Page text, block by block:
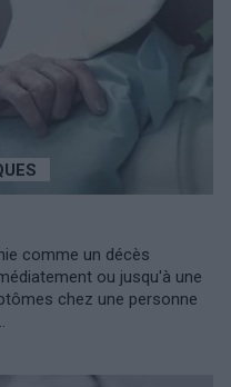
comme un décès
ou jusqu'à une
chez une personne